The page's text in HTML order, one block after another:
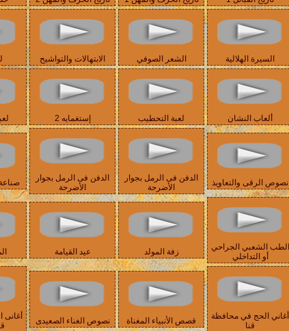
السيرة الهلالية الشعر الصوفي الابتهالات والتواشيح
ألعاب النشان لعبة التحطيب إستغمايه 2
نصوص الرقى والتعاويذ
الدفن فى الرمل بجوار
الأضرحة
الدفن فى الرمل بجوار
الأضرحة
الطب الشعبي الجراحي
أو التداخلي
زفة المولد عيد القيامة
أغاني الحج في محافظة
قنا
قصص الأنبياء المغناة نصوص الغناء الصعيدى